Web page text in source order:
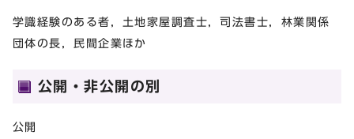
学識経験のある者，土地家屋調査士，司法書士，林業関係
団体の長，民間企業ほか
公開・非公開の別
公開